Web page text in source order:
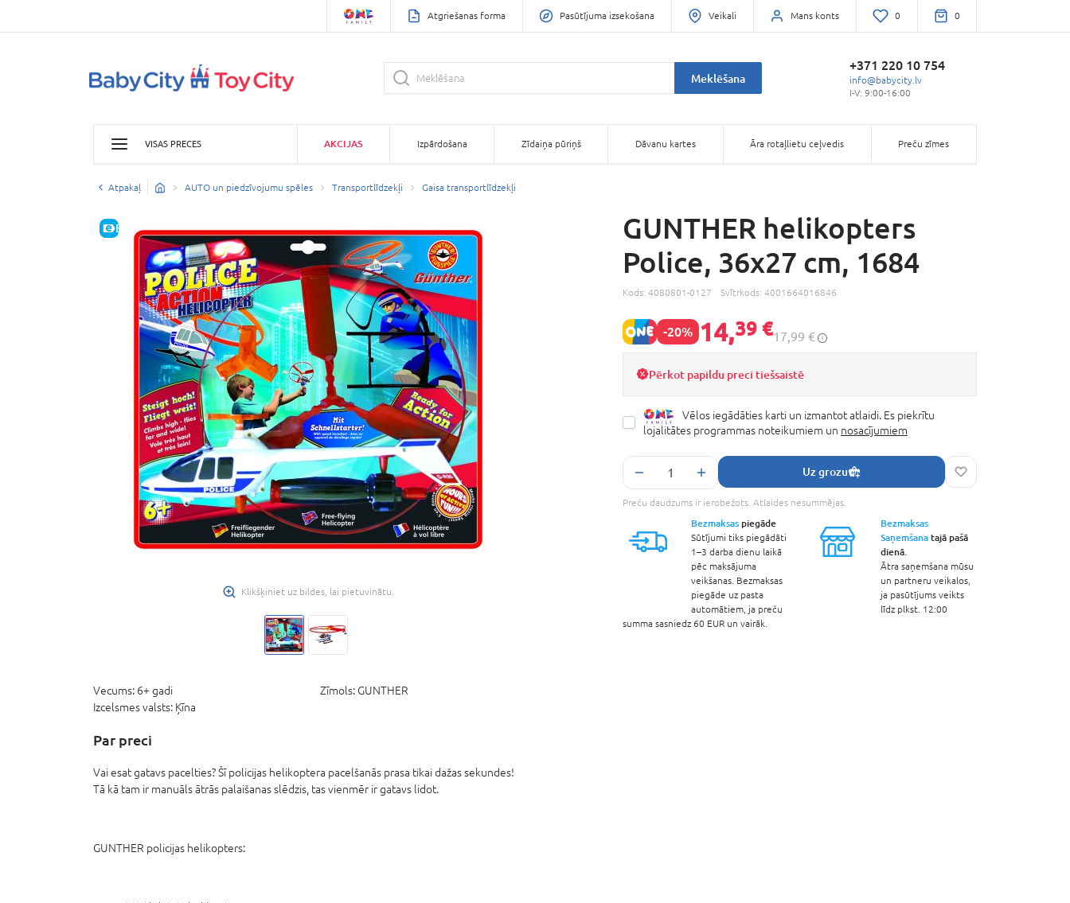
Atgriešanas forma Pasūtījuma izsekošana Veikali Mans konts 0 0
Meklēšana
+371 220 10 754
info@babycity.lv
I-V: 9:00-16:00
VISAS PRECES AKCIJAS Izpārdošana Zīdaiņa pūriņš Dāvanu kartes Āra rotaļlietu ceļvedis Preču zīmes
Atpakaļ AUTO un piedzīvojumu spēles Transportlīdzekļi Gaisa transportlīdzekļi
E-CENA
Klikšķiniet uz bildes, lai pietuvinātu.
Vecums: 6+ gadi Zīmols: GUNTHER
Izcelsmes valsts: Ķīna
Par preci
Vai esat gatavs pacelties? Šī policijas helikoptera pacelšanās prasa tikai dažas sekundes!
Tā kā tam ir manuāls ātrās palaišanas slēdzis, tas vienmēr ir gatavs lidot.
GUNTHER policijas helikopters:
GUNTHER helikopters
Police, 36x27 cm, 1684
Kods: 4080801-0127 Svītrkods: 4001664016846
-20% 14,39 €17,99 €
Pērkot papildu preci tiešsaistē
Vēlos iegādāties karti un izmantot atlaidi. Es piekrītu
lojalitātes programmas noteikumiem un nosacījumiem
Uz grozu
Preču daudzums ir ierobežots. Atlaides nesummējas.
Bezmaksas piegāde
Sūtījumi tiks piegādāti
1–3 darba dienu laikā
pēc maksājuma
veikšanas. Bezmaksas
piegāde uz pasta
automātiem, ja preču
summa sasniedz 60 EUR un vairāk.
Bezmaksas
Saņemšanatajā pašā
dienā.
Ātra saņemšana mūsu
un partneru veikalos,
ja pasūtījums veikts
līdz plkst. 12:00